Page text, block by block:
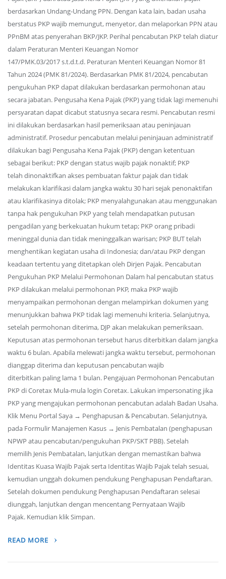
berdasarkan Undang-Undang PPN. Dengan kata lain, badan usaha
berstatus PKP wajib memungut, menyetor, dan melaporkan PPN atau
PPnBM atas penyerahan BKP/JKP. Perihal pencabutan PKP telah diatur
dalam Peraturan Menteri Keuangan Nomor
147/PMK.03/2017 s.t.d.t.d. Peraturan Menteri Keuangan Nomor 81
Tahun 2024 (PMK 81/2024). Berdasarkan PMK 81/2024, pencabutan
pengukuhan PKP dapat dilakukan berdasarkan permohonan atau
secara jabatan. Pengusaha Kena Pajak (PKP) yang tidak lagi memenuhi
persyaratan dapat dicabut statusnya secara resmi. Pencabutan resmi
ini dilakukan berdasarkan hasil pemeriksaan atau peninjauan
administratif. Prosedur pencabutan melalui peninjauan administratif
dilakukan bagi Pengusaha Kena Pajak (PKP) dengan ketentuan
sebagai berikut: PKP dengan status wajib pajak nonaktif; PKP
telah dinonaktifkan akses pembuatan faktur pajak dan tidak
melakukan klarifikasi dalam jangka waktu 30 hari sejak penonaktifan
atau klarifikasinya ditolak; PKP menyalahgunakan atau menggunakan
tanpa hak pengukuhan PKP yang telah mendapatkan putusan
pengadilan yang berkekuatan hukum tetap; PKP orang pribadi
meninggal dunia dan tidak meninggalkan warisan; PKP BUT telah
menghentikan kegiatan usaha di Indonesia; dan/atau PKP dengan
keadaan tertentu yang ditetapkan oleh Dirjen Pajak. Pencabutan
Pengukuhan PKP Melalui Permohonan Dalam hal pencabutan status
PKP dilakukan melalui permohonan PKP, maka PKP wajib
menyampaikan permohonan dengan melampirkan dokumen yang
menunjukkan bahwa PKP tidak lagi memenuhi kriteria. Selanjutnya,
setelah permohonan diterima, DJP akan melakukan pemeriksaan.
Keputusan atas permohonan tersebut harus diterbitkan dalam jangka
waktu 6 bulan. Apabila melewati jangka waktu tersebut, permohonan
dianggap diterima dan keputusan pencabutan wajib
diterbitkan paling lama 1 bulan. Pengajuan Permohonan Pencabutan
PKP di Coretax Mula-mula login Coretax. Lakukan impersonating jika
PKP yang mengajukan permohonan pencabutan adalah Badan Usaha.
Klik Menu Portal Saya → Penghapusan & Pencabutan. Selanjutnya,
pada Formulir Manajemen Kasus → Jenis Pembatalan (penghapusan
NPWP atau pencabutan/pengukuhan PKP/SKT PBB). Setelah
memilih Jenis Pembatalan, lanjutkan dengan memastikan bahwa
Identitas Kuasa Wajib Pajak serta Identitas Wajib Pajak telah sesuai,
kemudian unggah dokumen pendukung Penghapusan Pendaftaran.
Setelah dokumen pendukung Penghapusan Pendaftaran selesai
diunggah, lanjutkan dengan mencentang Pernyataan Wajib
Pajak. Kemudian klik Simpan.
READ MORE